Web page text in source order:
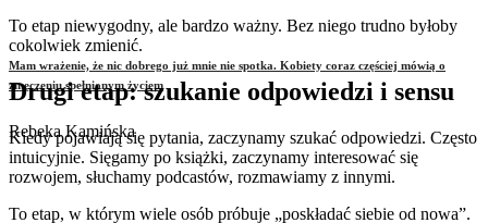
Mam wrażenie, że nic dobrego już mnie nie spotka. Kobiety coraz częściej mówią o
zmęczeniu spełnionym życiem
Rebeka Kamińska
To etap niewygodny, ale bardzo ważny. Bez niego trudno byłoby
cokolwiek zmienić.
Drugi etap: szukanie odpowiedzi i sensu
Kiedy pojawiają się pytania, zaczynamy szukać odpowiedzi. Często
intuicyjnie. Sięgamy po książki, zaczynamy interesować się
rozwojem, słuchamy podcastów, rozmawiamy z innymi.
To etap, w którym wiele osób próbuje „poskładać siebie od nowa”.